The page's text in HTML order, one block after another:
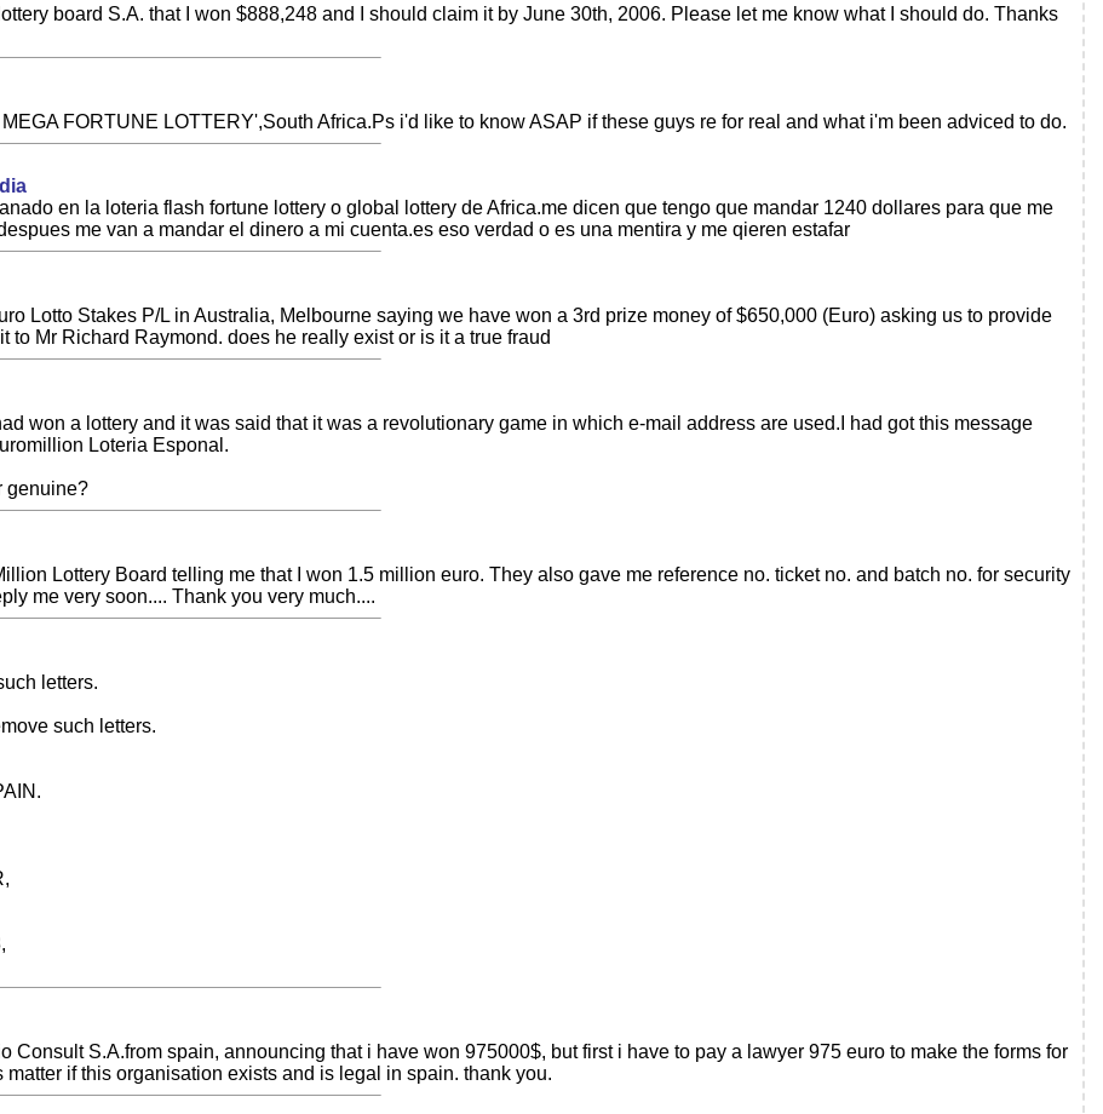
board S.A. that I won $888,248 and I should claim it by June 30th, 2006. Please let me know what I should do. Thanks
MEGA FORTUNE LOTTERY',South Africa.Ps i'd like to know ASAP if these guys re for real and what i'm been adviced to do.
en la loteria flash fortune lottery o global lottery de Africa.me dicen que tengo que mandar 1240 dollares para que me
me van a mandar el dinero a mi cuenta.es eso verdad o es una mentira y me qieren estafar
Lotto Stakes P/L in Australia, Melbourne saying we have won a 3rd prize money of $650,000 (Euro) asking us to provide
to Mr Richard Raymond. does he really exist or is it a true fraud
won a lottery and it was said that it was a revolutionary game in which e-mail address are used.I had got this message
Loteria Esponal.
genuine?
Lottery Board telling me that I won 1.5 million euro. They also gave me reference no. ticket no. and batch no. for security
me very soon.... Thank you very much....
letters.
such letters.
Consult S.A.from spain, announcing that i have won 975000$, but first i have to pay a lawyer 975 euro to make the forms for
if this organisation exists and is legal in spain. thank you.